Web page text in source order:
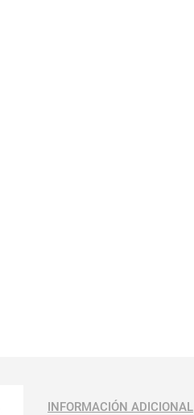
INFORMACIÓN ADICIONAL